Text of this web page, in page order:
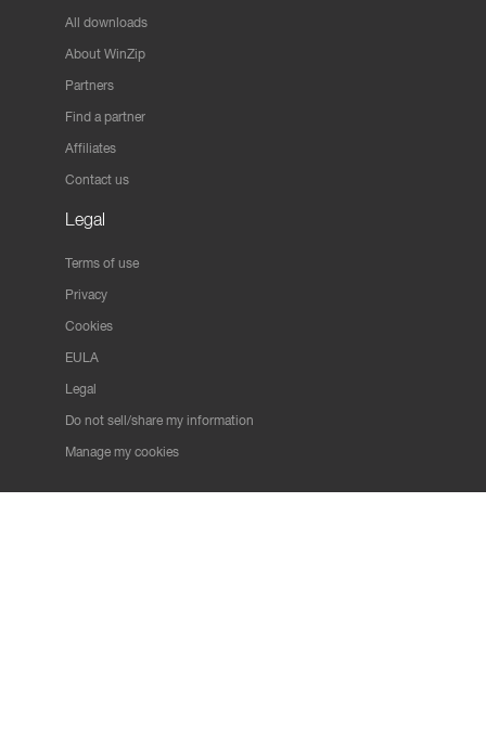
All downloads
About WinZip
Partners
Find a partner
Affiliates
Contact us
Legal
Terms of use
Privacy
Cookies
EULA
Legal
Do not sell/share my information
Manage my cookies